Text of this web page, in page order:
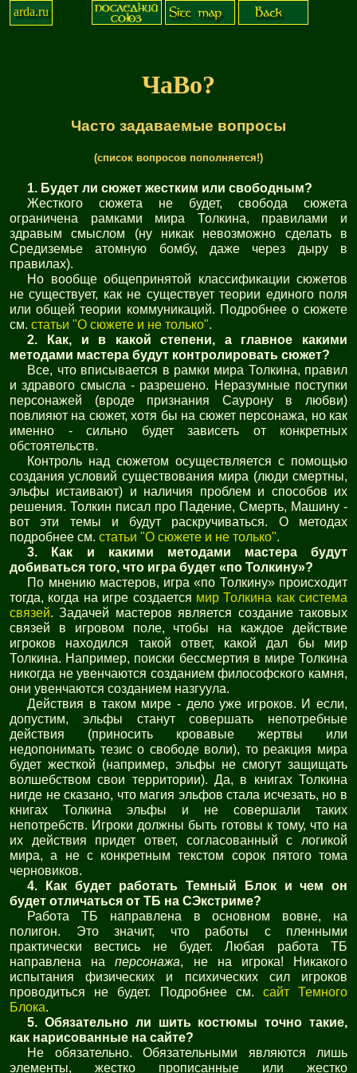
arda.ru
ЧаВо?
Часто задаваемые вопросы
(список вопросов пополняется!)
1. Будет ли сюжет жестким или свободным?
Жесткого сюжета не будет, свобода сюжета
ограничена рамками мира Толкина, правилами и
здравым смыслом (ну никак невозможно сделать в
Средиземье атомную бомбу, даже через дыру в
правилах).
Но вообще общепринятой классификации сюжетов
не существует, как не существует теории единого поля
или общей теории коммуникаций. Подробнее о сюжете
см. статьи "О сюжете и не только".
2. Как, и в какой степени, а главное какими
методами мастера будут контролировать сюжет?
Все, что вписывается в рамки мира Толкина, правил
и здравого смысла - разрешено. Неразумные поступки
персонажей (вроде признания Саурону в любви)
повлияют на сюжет, хотя бы на сюжет персонажа, но как
именно - сильно будет зависеть от конкретных
обстоятельств.
Контроль над сюжетом осуществляется с помощью
создания условий существования мира (люди смертны,
эльфы истаивают) и наличия проблем и способов их
решения. Толкин писал про Падение, Смерть, Машину -
вот эти темы и будут раскручиваться. О методах
подробнее см. статьи "О сюжете и не только".
3. Как и какими методами мастера будут
добиваться того, что игра будет «по Толкину»?
По мнению мастеров, игра «по Толкину» происходит
тогда, когда на игре создается мир Толкина как система
связей. Задачей мастеров является создание таковых
связей в игровом поле, чтобы на каждое действие
игроков находился такой ответ, какой дал бы мир
Толкина. Например, поиски бессмертия в мире Толкина
никогда не увенчаются созданием философского камня,
они увенчаются созданием назгуула.
Действия в таком мире - дело уже игроков. И если,
допустим, эльфы станут совершать непотребные
действия (приносить кровавые жертвы или
недопонимать тезис о свободе воли), то реакция мира
будет жесткой (например, эльфы не смогут защищать
волшебством свои территории). Да, в книгах Толкина
нигде не сказано, что магия эльфов стала исчезать, но в
книгах Толкина эльфы и не совершали таких
непотребств. Игроки должны быть готовы к тому, что на
их действия придет ответ, согласованный с логикой
мира, а не с конкретным текстом сорок пятого тома
черновиков.
4. Как будет работать Темный Блок и чем он
будет отличаться от ТБ на СЭкстриме?
Работа ТБ направлена в основном вовне, на
полигон. Это значит, что работы с пленными
практически вестись не будет. Любая работа ТБ
направлена наперсонажа, не на игрока! Никакого
испытания физических и психических сил игроков
проводиться не будет. Подробнее см. сайт Темного
Блока.
5. Обязательно ли шить костюмы точно такие,
как нарисованные на сайте?
Не обязательно. Обязательными являются лишь
элементы, жестко прописанные или жестко